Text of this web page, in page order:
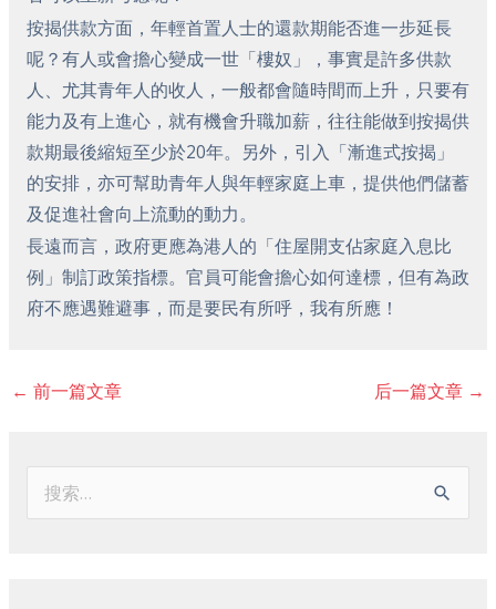
按揭供款方面，年輕首置人士的還款期能否進一步延長
呢？有人或會擔心變成一世「樓奴」，事實是許多供款
人、尤其青年人的收人，一般都會隨時間而上升，只要有
能力及有上進心，就有機會升職加薪，往往能做到按揭供
款期最後縮短至少於20年。另外，引入「漸進式按揭」
的安排，亦可幫助青年人與年輕家庭上車，提供他們儲蓄
及促進社會向上流動的動力。
長遠而言，政府更應為港人的「住屋開支佔家庭入息比
例」制訂政策指標。官員可能會擔心如何達標，但有為政
府不應遇難避事，而是要民有所呼，我有所應！
← 前一篇文章 后一篇文章 →